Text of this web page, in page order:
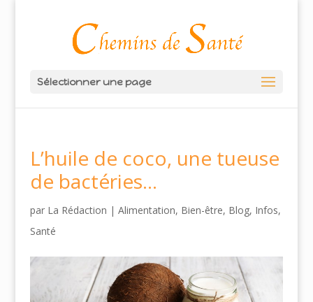
Sélectionner une page
L’huile de coco, une tueuse
de bactéries…
par La Rédaction | Alimentation, Bien-être, Blog, Infos,
Santé